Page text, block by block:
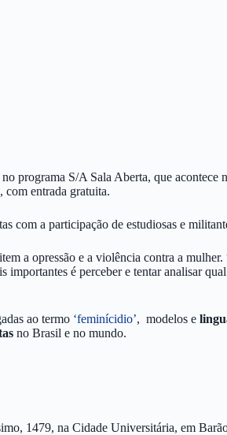
no programa S/A Sala Aberta, que
entrada gratuita.
com a participação de estudiosas e
a opressão e a violência contra a
é perceber e tentar analisar
ao termo ‘feminícidio’, modelos e
no Brasil e no mundo.
1479, na Cidade Universitária, em